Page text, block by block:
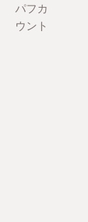
パフカ
ウント